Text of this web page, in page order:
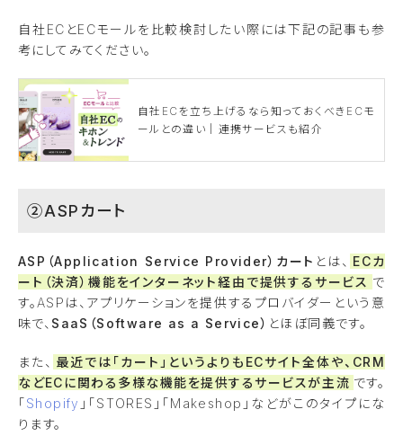
自社ECとECモールを比較検討したい際には下記の記事も参
考にしてみてください。
自社ECを立ち上げるなら知っておくべきECモ
ールとの違い｜連携サービスも紹介
②ASPカート
ASP（Application Service Provider）カート とは、 ECカ
ート（決済）機能をインターネット経由で提供するサービス で
す。ASPは、アプリケーションを提供するプロバイダーという意
味で、 SaaS（Software as a Service） とほぼ同義です。
また、 最近では「カート」というよりもECサイト全体や、CRM
などECに関わる多様な機能を提供するサービスが主流 です。
「 Shopify 」「STORES」「Makeshop」などがこのタイプにな
ります。